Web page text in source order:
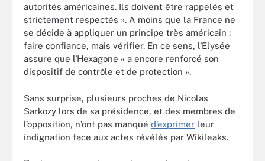
autorités américaines. Ils doivent être rappelés et
strictement respectés ». A moins que la France ne
se décide à appliquer un principe très américain :
faire confiance, mais vérifier. En ce sens, l’Elysée
assure que l’Hexagone « a encore renforcé son
dispositif de contrôle et de protection ».
Sans surprise, plusieurs proches de Nicolas
Sarkozy lors de sa présidence, et des membres de
l’opposition, n’ont pas manqué d’exprimer leur
indignation face aux actes révélés par Wikileaks.